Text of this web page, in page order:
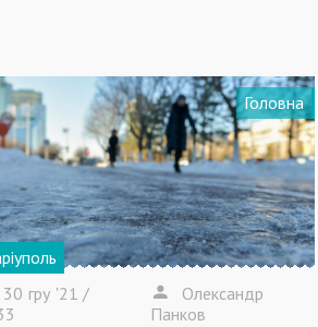
Головна
30 гру '21 /
Олександр
Панков